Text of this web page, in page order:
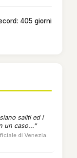
405 giorni
saliti ed i
un caso...”
di Venezia: